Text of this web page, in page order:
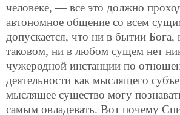
человеке, — все это должно
автономное общение со всем
допускается, что ни в бытии Бога,
таковом, ни в любом сущем нет
чужеродной инстанции по
деятельности как мыслящего
мыслящее существо могу
самым овладевать. Вот почему